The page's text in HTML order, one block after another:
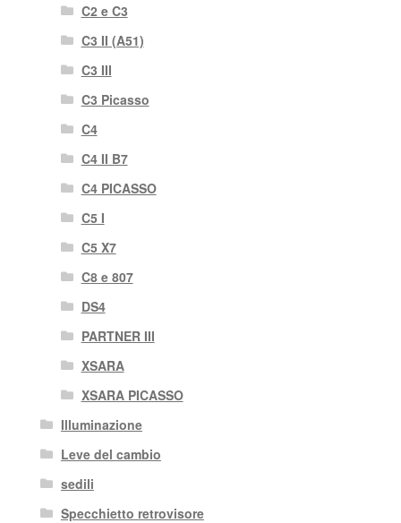
C2 e C3
C3 II (A51)
C3 III
C3 Picasso
C4
C4 II B7
C4 PICASSO
C5 I
C5 X7
C8 e 807
DS4
PARTNER III
XSARA
XSARA PICASSO
Illuminazione
Leve del cambio
sedili
Specchietto retrovisore